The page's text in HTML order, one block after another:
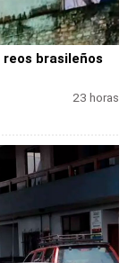
brasileños
23 horas